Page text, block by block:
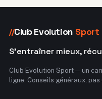
//Club Evolution Sport
S'entraîner mieux,
Club Evolution Sport — un
ligne. Conseils généraux, pas